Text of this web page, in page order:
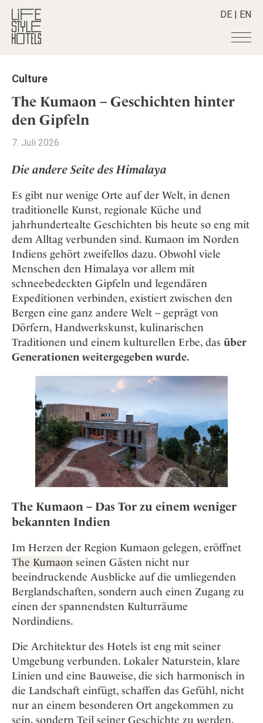
DE | EN
Hotels
Alle Hotels
Alpine Lifestyle
City
Countryside
New Member
Wellness
Destinationen
Alle Destinationen
Griechenland
Indien
Indonesien
Italien
Japan
Kroatien
Mexico
Niederlande
Österreich
Portugal
Schweden
Stories +
Alle Stories
Aktiv & Wellness
Culture
Design & Architektur
Eat & Drink
Mindful Traveller
Osterkalender
Persönlichkeiten
Shop +
Alle Produkte
The Stylemate Magazin/e
Gutschein/Voucher
Smart Traveller
Smart Traveller
Newsletter Anmeldung
Become a member
+
Member Benefits
Register your Hotel
About us +
Mission Statement
Our Story
Career
Kontakt
Impressum
Adventkalender
Culture
The Kumaon – Geschichten hinter
den Gipfeln
7. Juli 2026
Die andere Seite des Himalaya
Es gibt nur wenige Orte auf der Welt, in denen
traditionelle Kunst, regionale Küche und
jahrhundertealte Geschichten bis heute so eng mit
dem Alltag verbunden sind. Kumaon im Norden
Indiens gehört zweifellos dazu. Obwohl viele
Menschen den Himalaya vor allem mit
schneebedeckten Gipfeln und legendären
Expeditionen verbinden, existiert zwischen den
Bergen eine ganz andere Welt – geprägt von
Dörfern, Handwerkskunst, kulinarischen
Traditionen und einem kulturellen Erbe, das über
Generationen weitergegeben wurde.
The Kumaon – Das Tor zu einem weniger
bekannten Indien
Im Herzen der Region Kumaon gelegen, eröffnet
The Kumaon seinen Gästen nicht nur
beeindruckende Ausblicke auf die umliegenden
Berglandschaften, sondern auch einen Zugang zu
einen der spannendsten Kulturräume
Nordindiens.
Die Architektur des Hotels ist eng mit seiner
Umgebung verbunden. Lokaler Naturstein, klare
Linien und eine Bauweise, die sich harmonisch in
die Landschaft einfügt, schaffen das Gefühl, nicht
nur an einem besonderen Ort angekommen zu
sein, sondern Teil seiner Geschichte zu werden.